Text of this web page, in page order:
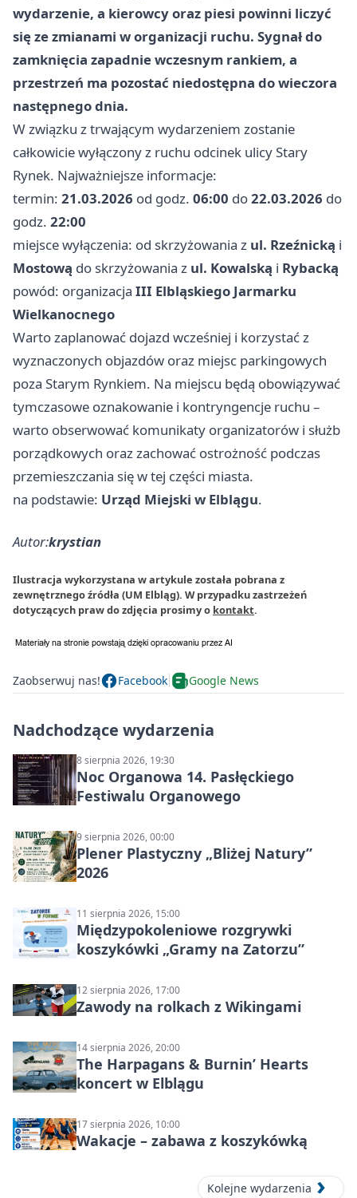
wydarzenie, a kierowcy oraz piesi powinni liczyć
się ze zmianami w organizacji ruchu. Sygnał do
zamknięcia zapadnie wczesnym rankiem, a
przestrzeń ma pozostać niedostępna do wieczora
następnego dnia.
W związku z trwającym wydarzeniem zostanie
całkowicie wyłączony z ruchu odcinek ulicy Stary
Rynek. Najważniejsze informacje:
termin: 21.03.2026 od godz. 06:00 do22.03.2026 do
godz. 22:00
miejsce wyłączenia: od skrzyżowania z ul. Rzeźnicką i
Mostową do skrzyżowania z ul. Kowalską i Rybacką
powód: organizacja III Elbląskiego Jarmarku
Wielkanocnego
Warto zaplanować dojazd wcześniej i korzystać z
wyznaczonych objazdów oraz miejsc parkingowych
poza Starym Rynkiem. Na miejscu będą obowiązywać
tymczasowe oznakowanie i kontryngencje ruchu –
warto obserwować komunikaty organizatorów i służb
porządkowych oraz zachować ostrożność podczas
przemieszczania się w tej części miasta.
na podstawie: Urząd Miejski w Elblągu.
Autor:krystian
Ilustracja wykorzystana w artykule została pobrana z
zewnętrznego źródła (UM Elbląg). W przypadku zastrzeżeń
dotyczących praw do zdjęcia prosimy o kontakt.
Zaobserwuj nas! Facebook Google News
Nadchodzące wydarzenia
8 sierpnia 2026, 19:30
Noc Organowa 14. Pasłęckiego
Festiwalu Organowego
9 sierpnia 2026, 00:00
Plener Plastyczny „Bliżej Natury”
2026
11 sierpnia 2026, 15:00
Międzypokoleniowe rozgrywki
koszykówki „Gramy na Zatorzu”
12 sierpnia 2026, 17:00
Zawody na rolkach z Wikingami
14 sierpnia 2026, 20:00
The Harpagans & Burnin’ Hearts
koncert w Elblągu
17 sierpnia 2026, 10:00
Wakacje – zabawa z koszykówką
Kolejne wydarzenia